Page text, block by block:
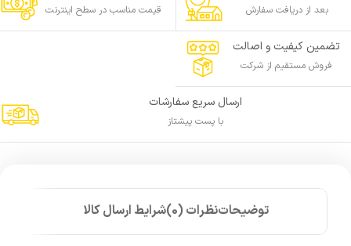
بعد از دریافت سفارش قیمت مناسب در سطح اینترنت
تضمین کیفیت و اصالت
فروش مستقیم از شرکت
ارسال سریع سفارشات
با پست پیشتاز
توضیحاتنظرات (0) شرایط ارسال کالا